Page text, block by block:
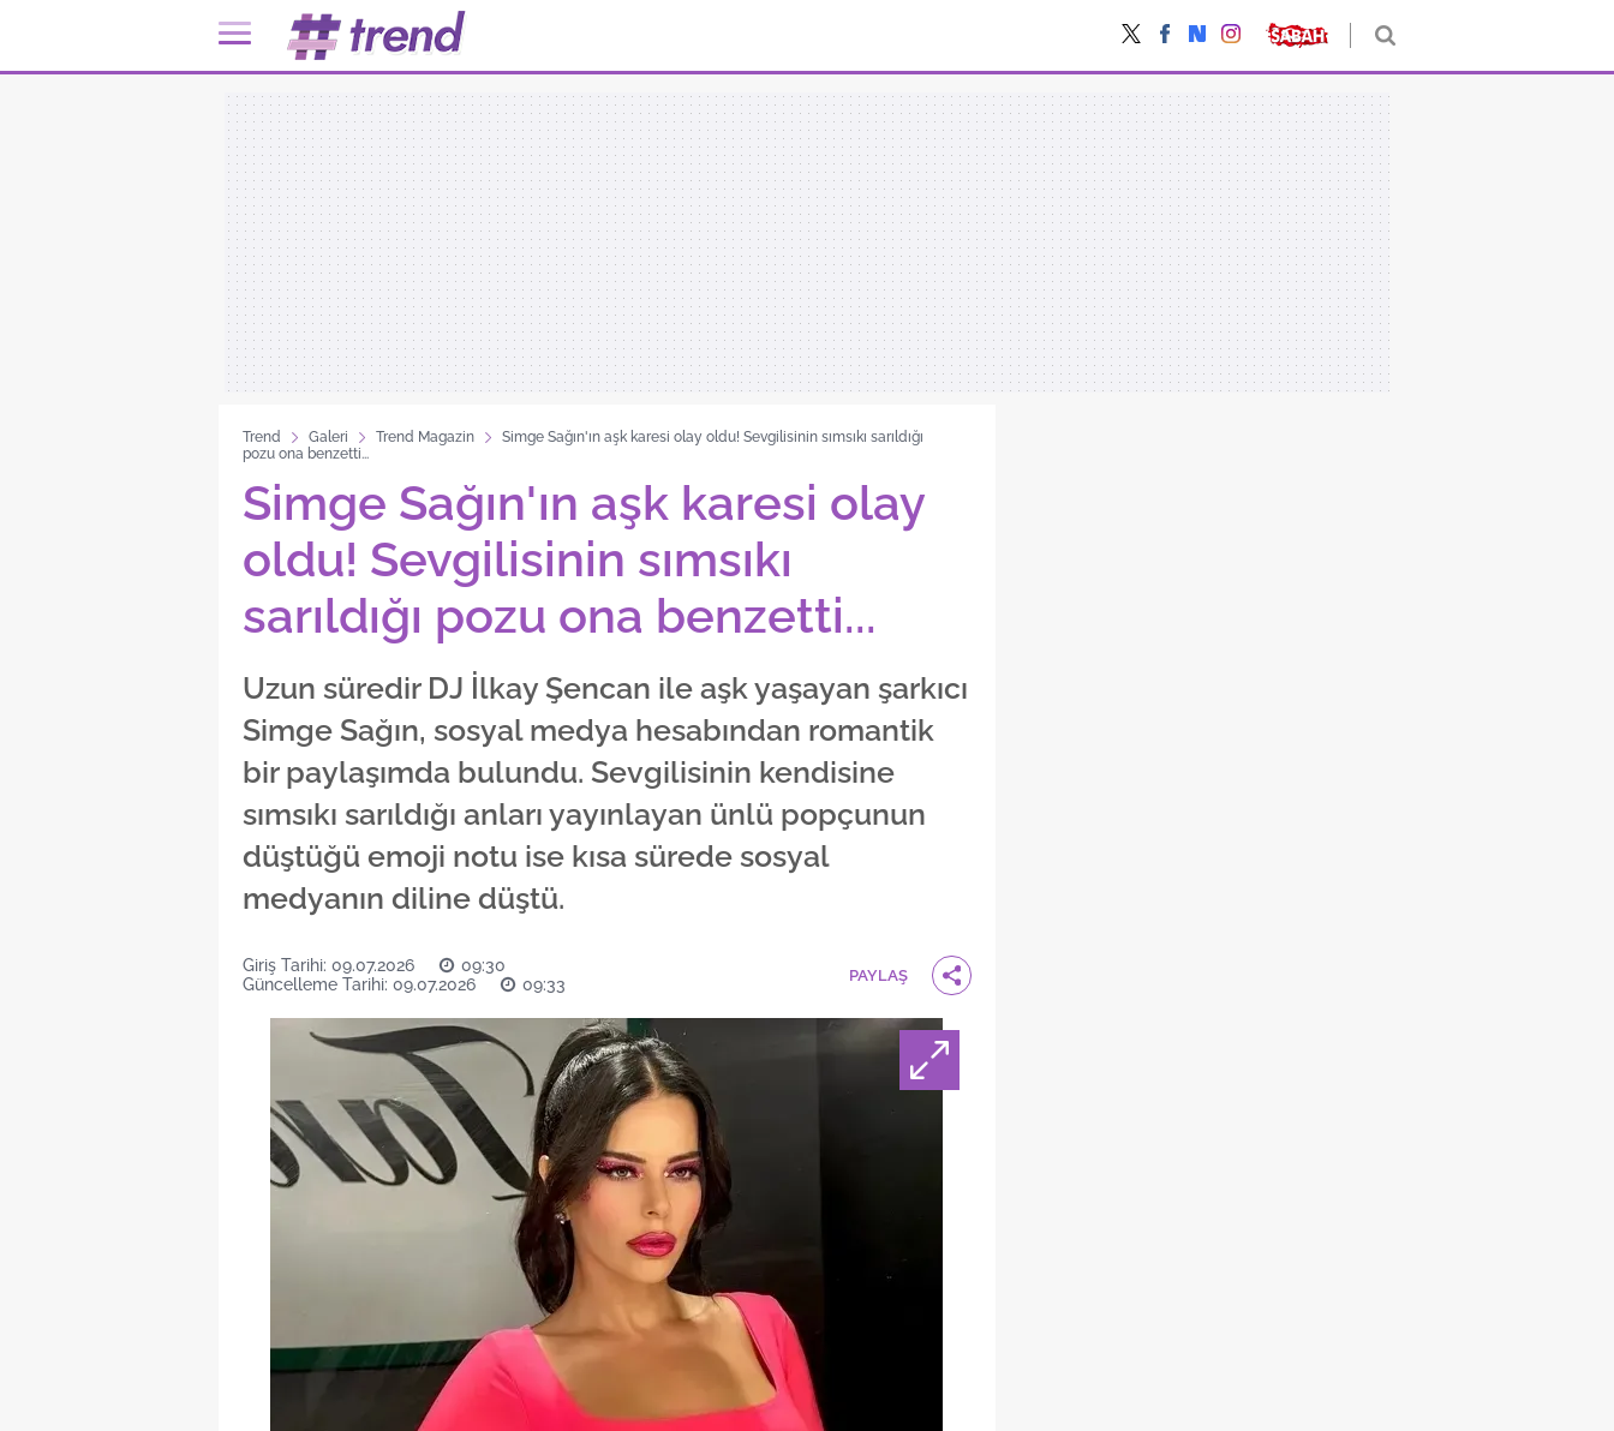
Trend Galeri Trend Magazin
Simge Sağın'ın aşk karesi olay oldu! Sevgilisinin sımsıkı sarıldığı
pozu ona benzetti...
Simge Sağın'ın aşk karesi olay
oldu! Sevgilisinin sımsıkı
sarıldığı pozu ona benzetti...
Uzun süredir DJ İlkay Şencan ile aşk yaşayan şarkıcı
Simge Sağın, sosyal medya hesabından romantik
bir paylaşımda bulundu. Sevgilisinin kendisine
sımsıkı sarıldığı anları yayınlayan ünlü popçunun
düştüğü emoji notu ise kısa sürede sosyal
medyanın diline düştü.
Giriş Tarihi: 09.07.2026
09:30
Güncelleme Tarihi: 09.07.2026
09:33 PAYLAŞ